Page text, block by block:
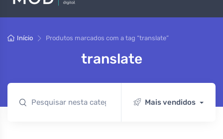
Início Produtos marcados com a tag “translate”
translate
Mais vendidos